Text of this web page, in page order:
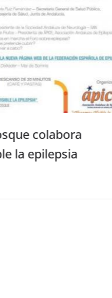
Fallece un
aplastado